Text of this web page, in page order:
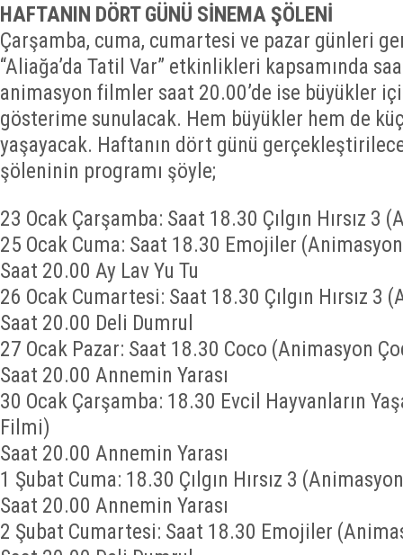
HAFTANIN DÖRT GÜNÜ SİNEMA ŞÖLENİ
Çarşamba, cuma, cumartesi ve pazar günleri
“Aliağa’da Tatil Var” etkinlikleri kapsamında
animasyon filmler saat 20.00’de ise büyükler
gösterime sunulacak. Hem büyükler hem de
yaşayacak. Haftanın dört günü
şöleninin programı şöyle;
23 Ocak Çarşamba: Saat 18.30 Çılgın Hırsız 3
25 Ocak Cuma: Saat 18.30 Emojiler
Saat 20.00 Ay Lav Yu Tu
26 Ocak Cumartesi: Saat 18.30 Çılgın Hırsız
Saat 20.00 Deli Dumrul
27 Ocak Pazar: Saat 18.30 Coco (Animasyon
Saat 20.00 Annemin Yarası
30 Ocak Çarşamba: 18.30 Evcil Hayvanların
Filmi)
Saat 20.00 Annemin Yarası
1 Şubat Cuma: 18.30 Çılgın Hırsız 3
Saat 20.00 Annemin Yarası
2 Şubat Cumartesi: Saat 18.30 Emojiler